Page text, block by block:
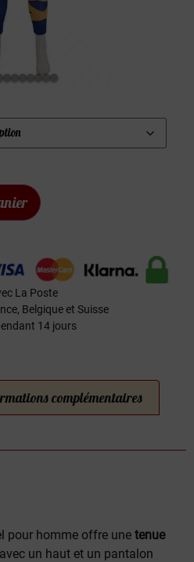
La Poste
Belgique et Suisse
14 jours
complémentaires
pour homme offre une tenue
un haut et un pantalon